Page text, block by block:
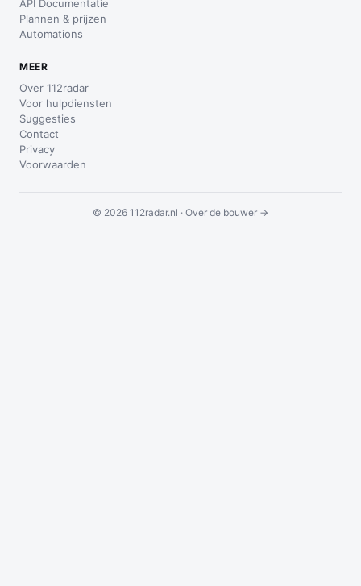
API Documentatie
Plannen & prijzen
Automations
MEER
Over 112radar
Voor hulpdiensten
Suggesties
Contact
Privacy
Voorwaarden
© 2026 112radar.nl · Over de bouwer →